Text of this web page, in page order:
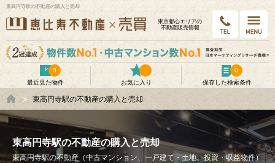
東高円寺駅の不動産の購入と売却
東京都⼼エリアの
不動産販売情報
最近見た物件
0
お気に入り
保存した検索条件
0
東高円寺駅の不動産の購入と売却
東高円寺駅の不動産の購入と売却
東高円寺駅の不動産（中古マンション、一戸建て・土地、投資・収益物件）